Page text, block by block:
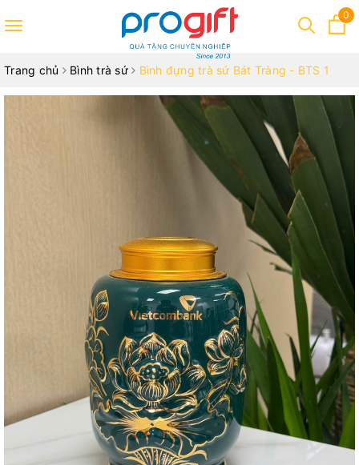
Toggle
0
Trang chủ Bình trà sứ Bình đựng trà sứ Bát Tràng - BTS 1